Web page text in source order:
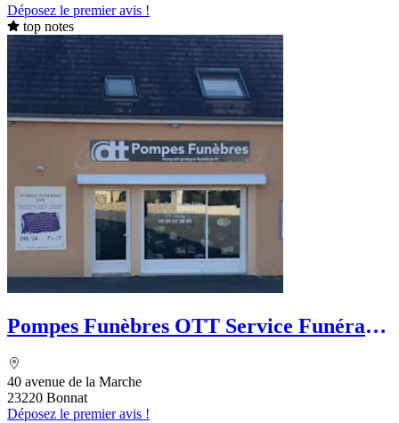
Déposez le premier avis !
top notes
Pompes Funèbres OTT Service Funéraire
40 avenue de la Marche
23220 Bonnat
Déposez le premier avis !